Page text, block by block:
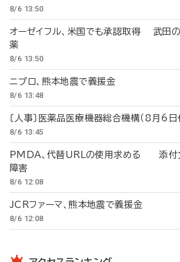
8/6 13:50
オーゼイフル、米国でも承認取得 武田
薬
8/6 13:50
ニプロ、熊本地震で義援金
8/6 13:48
〔人事〕医薬品医療機器総合機構（8月
8/6 13:45
PMDA、代替URLの使用求める 添付
障害
8/6 12:08
JCRファーマ、熊本地震で義援金
8/6 12:08